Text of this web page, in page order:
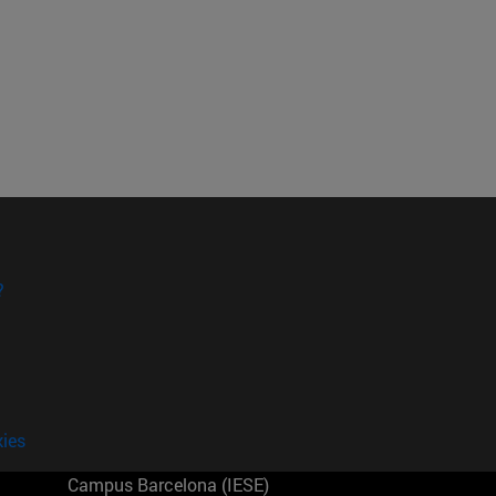
Campus Barcelona (IESE)